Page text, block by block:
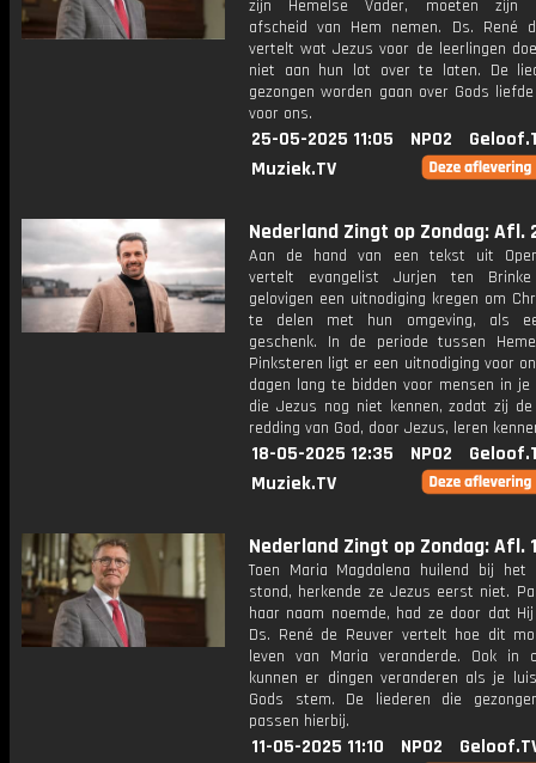
zijn Hemelse Vader, moeten zijn
afscheid van Hem nemen. Ds. René
vertelt wat Jezus voor de leerlingen
niet aan hun lot over te laten. De
gezongen worden gaan over Gods
voor ons.
25-05-2025 11:05 NPO2
Muziek.TV
Nederland Zingt op Zondag: Afl.
Aan de hand van een tekst uit
vertelt evangelist Jurjen ten
gelovigen een uitnodiging kregen om
te delen met hun omgeving, als
geschenk. In de periode tussen
Pinksteren ligt er een uitnodiging voor
dagen lang te bidden voor mensen in je
die Jezus nog niet kennen, zodat zij
redding van God, door Jezus, leren
18-05-2025 12:35 NPO2
Muziek.TV
Nederland Zingt op Zondag: Afl.
Toen Maria Magdalena huilend bij
stond, herkende ze Jezus eerst niet.
haar naam noemde, had ze door dat
Ds. René de Reuver vertelt hoe dit
leven van Maria veranderde. Ook in
kunnen er dingen veranderen als je
Gods stem. De liederen die
passen hierbij.
11-05-2025 11:10 NPO2